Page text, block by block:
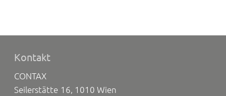
Kontakt
CONTAX
Seilerstätte 16, 1010 Wien